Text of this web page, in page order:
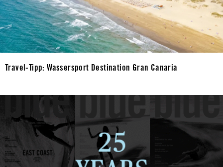
Travel-Tipp: Wassersport Destination Gran Canaria